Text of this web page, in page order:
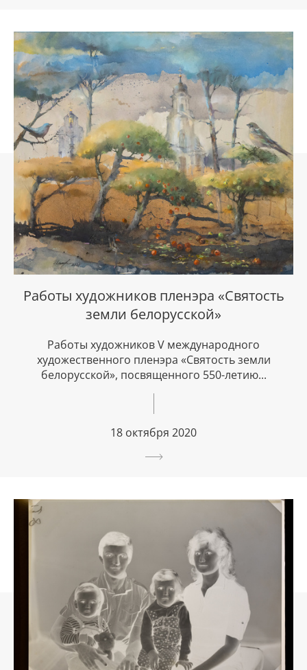
Работы художников пленэра «Святость
земли белорусской»
Работы художников V международного
художественного пленэра «Святость земли
белорусской», посвященного 550-летию...
18 октября 2020